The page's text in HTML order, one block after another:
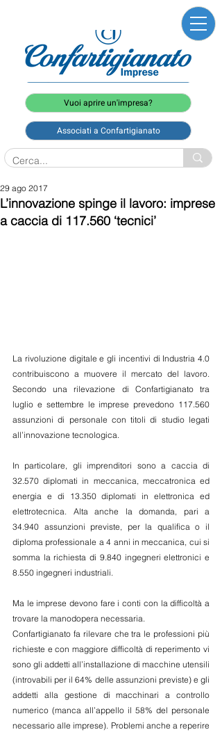
Vuoi aprire un'impresa?
Associati a Confartigianato
L’innovazione spinge il lavoro: imprese
a caccia di 117.560 ‘tecnici’
29 ago 2017
La rivoluzione digitale e gli incentivi di Industria 4.0
contribuiscono a muovere il mercato del lavoro.
Secondo una rilevazione di Confartigianato tra
luglio e settembre le imprese prevedono 117.560
assunzioni di personale con titoli di studio legati
all’innovazione tecnologica.
In particolare, gli imprenditori sono a caccia di
32.570 diplomati in meccanica, meccatronica ed
energia e di 13.350 diplomati in elettronica ed
elettrotecnica. Alta anche la domanda, pari a
34.940 assunzioni previste, per la qualifica o il
diploma professionale a 4 anni in meccanica, cui si
somma la richiesta di 9.840 ingegneri elettronici e
8.550 ingegneri industriali.
Ma le imprese devono fare i conti con la difficoltà a
trovare la manodopera necessaria.
Confartigianato fa rilevare che tra le professioni più
richieste e con maggiore difficoltà di reperimento vi
sono gli addetti all’installazione di macchine utensili
(introvabili per il 64% delle assunzioni previste) e gli
addetti alla gestione di macchinari a controllo
numerico (manca all’appello il 58% del personale
necessario alle imprese). Problemi anche a reperire